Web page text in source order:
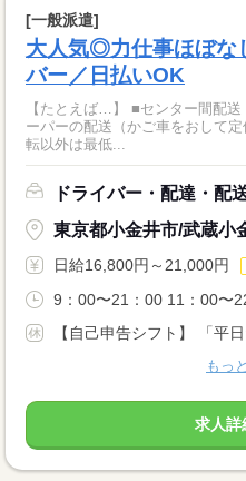
[一般派遣]
大人気◎力仕事ほぼな
バー／日払いOK
【たとえば…】 ■センター間配
ーパーの配送（かご車をおして定位置
転以外は最低...
ドライバー・配達・配
東京都小金井市/武蔵小
日給16,800円～21,000円
9：00〜21：00 11：00〜
【自己申告シフト】 「平
もっ
求人詳